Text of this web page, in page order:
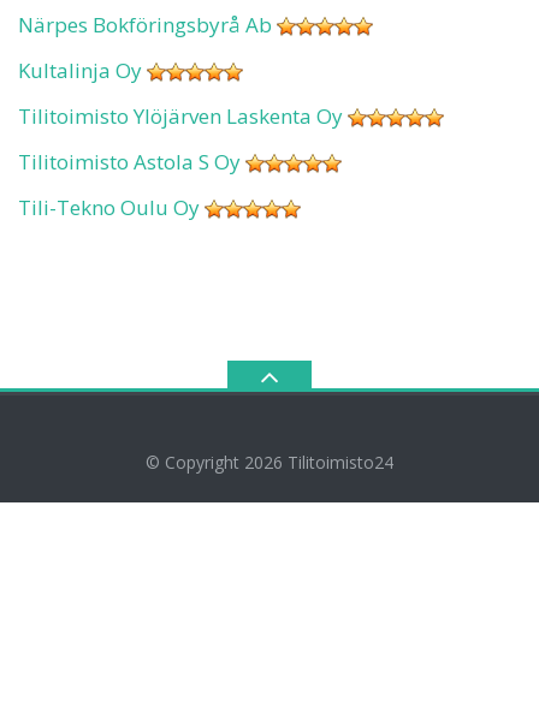
Närpes Bokföringsbyrå Ab
Kultalinja Oy
Tilitoimisto Ylöjärven Laskenta Oy
Tilitoimisto Astola S Oy
Tili-Tekno Oulu Oy
© Copyright 2026 Tilitoimisto24